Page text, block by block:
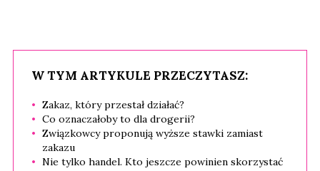
W TYM ARTYKULE PRZECZYTASZ:
Zakaz, który przestał działać?
Co oznaczałoby to dla drogerii?
Związkowcy proponują wyższe stawki zamiast
zakazu
Nie tylko handel. Kto jeszcze powinien skorzystać